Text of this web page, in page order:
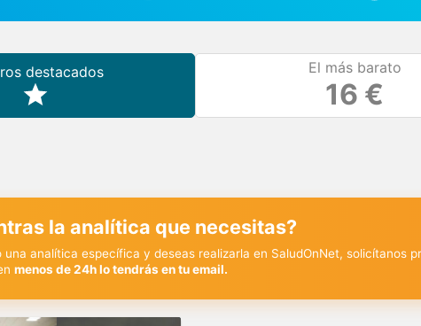
destacados El más barato
16 €
la analítica que necesitas?
una analítica específica y deseas realizarla en SaludOnNet, solicítanos
menos de 24h lo tendrás en tu email.